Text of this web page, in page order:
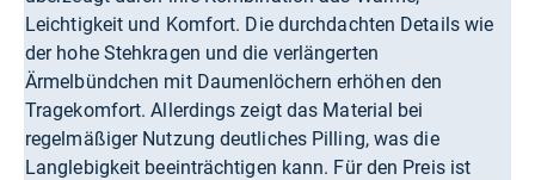
Leichtigkeit und Komfort. Die durchdachten Details wie
der hohe Stehkragen und die verlängerten
Ärmelbündchen mit Daumenlöchern erhöhen den
Tragekomfort. Allerdings zeigt das Material bei
regelmäßiger Nutzung deutliches Pilling, was die
Langlebigkeit beeinträchtigen kann. Für den Preis ist